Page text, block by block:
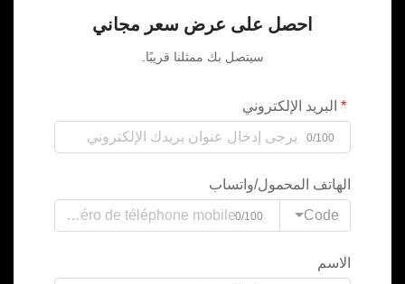
احصل على عرض سعر مجاني
سيتصل بك ممثلنا قريبًا.
البريد الإلكتروني
0/100
الهاتف المحمول/واتساب
Code
0/100
الاسم